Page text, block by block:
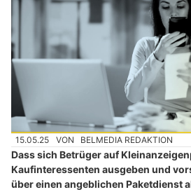
15.05.25 VON BELMEDIA REDAKTION
Dass sich Betrüger auf
Kaufinteressenten ausgeben und
über einen angeblichen Paketdienst